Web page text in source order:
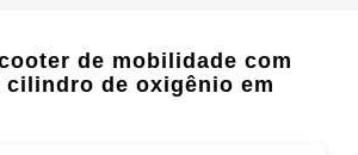
de mobilidade com
cilindro de oxigênio em